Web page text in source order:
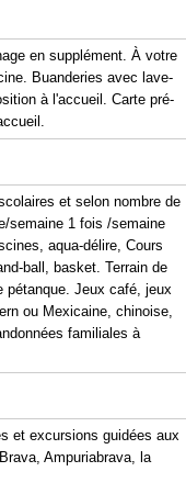
en supplément. À votre
Buanderies avec lave-
à l'accueil. Carte pré-
et selon nombre de
semaine 1 fois /semaine
aqua-délire, Cours
ball, basket. Terrain de
pétanque. Jeux café, jeux
ou Mexicaine, chinoise,
familiales à
et excursions guidées aux
Ampuriabrava, la